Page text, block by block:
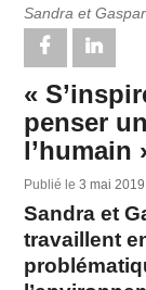
Sandra et
«
penser
l’humain
Publié le3 mai
Sandra et
travaillent